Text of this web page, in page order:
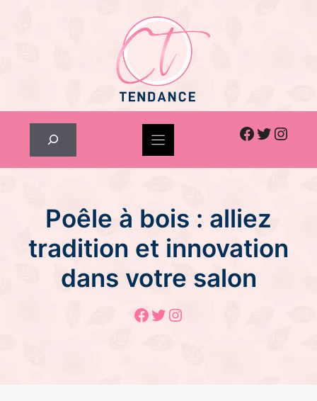
Facebook
Twitter
Poêle à bois : alliez
tradition et innovation
dans votre salon
Facebook
Twitter
Instagram